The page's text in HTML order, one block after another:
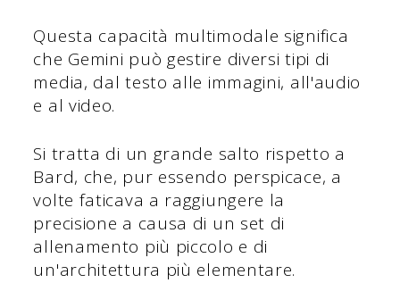
Questa capacità multimodale significa
che Gemini può gestire diversi tipi di
media, dal testo alle immagini, all'audio
e al video.
Si tratta di un grande salto rispetto a
Bard, che, pur essendo perspicace, a
volte faticava a raggiungere la
precisione a causa di un set di
allenamento più piccolo e di
un'architettura più elementare.